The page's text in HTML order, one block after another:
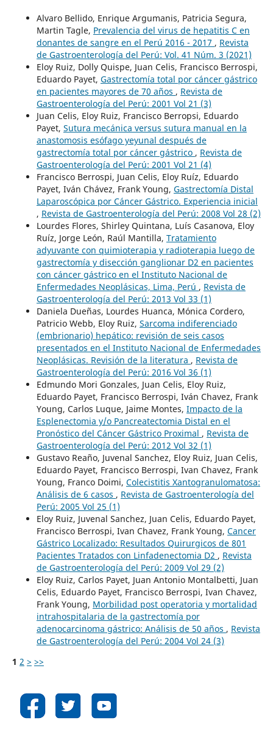
Alvaro Bellido, Enrique Argumanis, Patricia Segura,
Martin Tagle, Prevalencia del virus de hepatitis C en
donantes de sangre en el Perú 2016 - 2017 , Revista
de Gastroenterología del Perú: Vol. 41 Núm. 3 (2021)
Eloy Ruiz, Dolly Quispe, Juan Celis, Francisco Berrospi,
Eduardo Payet, Gastrectomía total por cáncer gástrico
en pacientes mayores de 70 años , Revista de
Gastroenterología del Perú: 2001 Vol 21 (3)
Juan Celis, Eloy Ruiz, Francisco Berropsi, Eduardo
Payet, Sutura mecánica versus sutura manual en la
anastomosis esófago yeyunal después de
gastrectomía total por cáncer gástrico , Revista de
Gastroenterología del Perú: 2001 Vol 21 (4)
Francisco Berrospi, Juan Celis, Eloy Ruíz, Eduardo
Payet, Iván Chávez, Frank Young, Gastrectomía Distal
Laparoscópica por Cáncer Gástrico. Experiencia inicial
, Revista de Gastroenterología del Perú: 2008 Vol 28 (2)
Lourdes Flores, Shirley Quintana, Luís Casanova, Eloy
Ruíz, Jorge León, Raúl Mantilla, Tratamiento
adyuvante con quimioterapia y radioterapia luego de
gastrectomía y disección ganglionar D2 en pacientes
con cáncer gástrico en el Instituto Nacional de
Enfermedades Neoplásicas, Lima, Perú , Revista de
Gastroenterología del Perú: 2013 Vol 33 (1)
Daniela Dueñas, Lourdes Huanca, Mónica Cordero,
Patricio Webb, Eloy Ruiz, Sarcoma indiferenciado
(embrionario) hepático: revisión de seis casos
presentados en el Instituto Nacional de Enfermedades
Neoplásicas. Revisión de la literatura , Revista de
Gastroenterología del Perú: 2016 Vol 36 (1)
Edmundo Mori Gonzales, Juan Celis, Eloy Ruiz,
Eduardo Payet, Francisco Berrospi, Iván Chavez, Frank
Young, Carlos Luque, Jaime Montes, Impacto de la
Esplenectomia y/o Pancreatectomia Distal en el
Pronóstico del Cáncer Gástrico Proximal , Revista de
Gastroenterología del Perú: 2012 Vol 32 (1)
Gustavo Reaño, Juvenal Sanchez, Eloy Ruiz, Juan Celis,
Eduardo Payet, Francisco Berrospi, Ivan Chavez, Frank
Young, Franco Doimi, Colecistitis Xantogranulomatosa:
Análisis de 6 casos , Revista de Gastroenterología del
Perú: 2005 Vol 25 (1)
Eloy Ruiz, Juvenal Sanchez, Juan Celis, Eduardo Payet,
Francisco Berrospi, Ivan Chavez, Frank Young, Cancer
Gástrico Localizado: Resultados Quirurgicos de 801
Pacientes Tratados con Linfadenectomia D2 , Revista
de Gastroenterología del Perú: 2009 Vol 29 (2)
Eloy Ruiz, Carlos Payet, Juan Antonio Montalbetti, Juan
Celis, Eduardo Payet, Francisco Berrospi, Ivan Chavez,
Frank Young, Morbilidad post operatoria y mortalidad
intrahospitalaria de la gastrectomía por
adenocarcinoma gástrico: Análisis de 50 años , Revista
de Gastroenterología del Perú: 2004 Vol 24 (3)
1 2 > >>